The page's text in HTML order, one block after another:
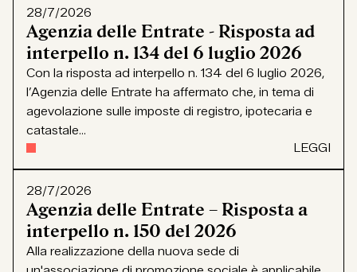
28/7/2026
Agenzia delle Entrate - Risposta ad
interpello n. 134 del 6 luglio 2026
Con la risposta ad interpello n. 134 del 6 luglio 2026,
l’Agenzia delle Entrate ha affermato che, in tema di
agevolazione sulle imposte di registro, ipotecaria e
catastale...
LEGGI
28/7/2026
Agenzia delle Entrate – Risposta a
interpello n. 150 del 2026
Alla realizzazione della nuova sede di